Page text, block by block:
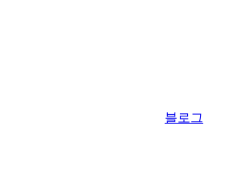
블로그